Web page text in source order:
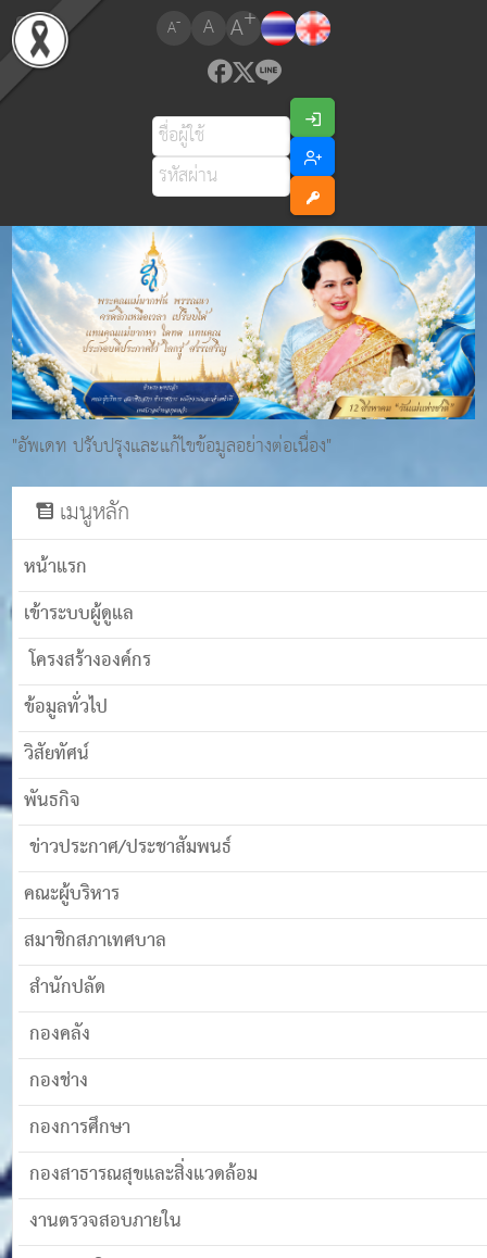
A- A A+
"อัพเดท ปรับปรุงและแก้ไขข้อมูลอย่างต่อเนื่อง"
เมนูหลัก
หน้าแรก
เข้าระบบผู้ดูแล
โครงสร้างองค์กร
ข้อมูลทั่วไป
วิสัยทัศน์
พันธกิจ
ข่าวประกาศ/ประชาสัมพนธ์
คณะผู้บริหาร
สมาชิกสภาเทศบาล
สำนักปลัด
กองคลัง
กองช่าง
กองการศึกษา
กองสาธารณสุขและสิ่งแวดล้อม
งานตรวจสอบภายใน